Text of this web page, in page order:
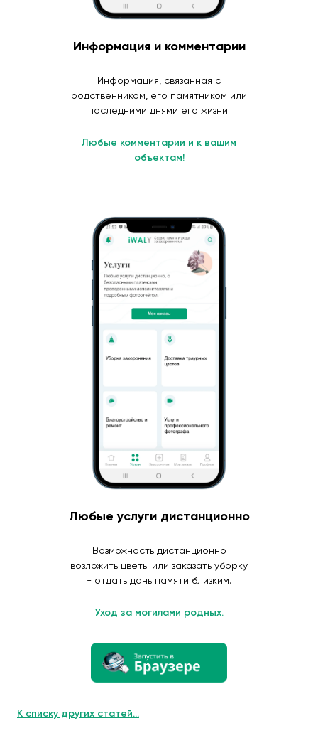
Информация и комментарии
Информация, связанная с
родственником, его памятником или
последними днями его жизни.
Любые комментарии и к вашим
объектам!
Любые услуги дистанционно
Возможность дистанционно
возложить цветы или заказать уборку
- отдать дань памяти близким.
Уход за могилами родных.
К списку других статей...